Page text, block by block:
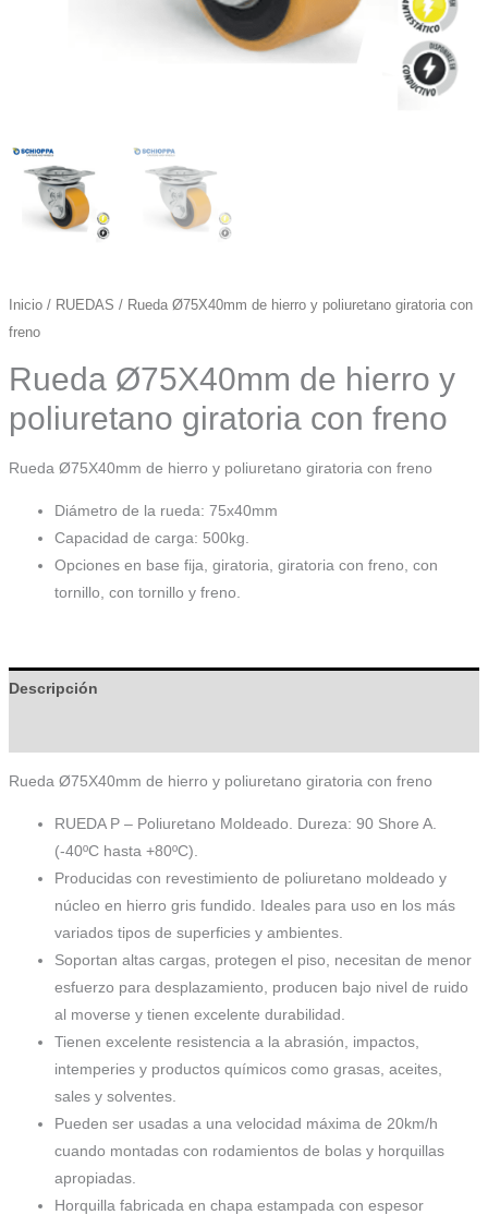
Inicio/ RUEDAS / Rueda Ø75X40mm de hierro y poliuretano giratoria con
freno
Rueda Ø75X40mm de hierro y
poliuretano giratoria con freno
Rueda Ø75X40mm de hierro y poliuretano giratoria con freno
Diámetro de la rueda: 75x40mm
Capacidad de carga: 500kg.
Opciones en base fija, giratoria, giratoria con freno, con
tornillo, con tornillo y freno.
Descripción
Rueda Ø75X40mm de hierro y poliuretano giratoria con freno
RUEDA P – Poliuretano Moldeado. Dureza: 90 Shore A.
(-40ºC hasta +80ºC).
Producidas con revestimiento de poliuretano moldeado y
núcleo en hierro gris fundido. Ideales para uso en los más
variados tipos de superficies y ambientes.
Soportan altas cargas, protegen el piso, necesitan de menor
esfuerzo para desplazamiento, producen bajo nivel de ruido
al moverse y tienen excelente durabilidad.
Tienen excelente resistencia a la abrasión, impactos,
intemperies y productos químicos como grasas, aceites,
sales y solventes.
Pueden ser usadas a una velocidad máxima de 20km/h
cuando montadas con rodamientos de bolas y horquillas
apropiadas.
Horquilla fabricada en chapa estampada con espesor